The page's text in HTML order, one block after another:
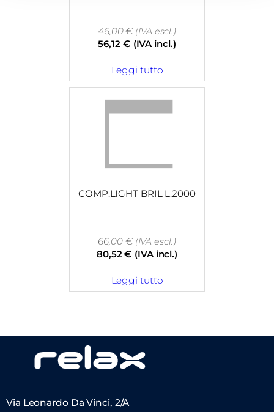
46,00€(IVA escl.)
56,12 € (IVA incl.)
Leggi tutto
COMP.LIGHT BRIL L.2000
66,00 €(IVA escl.)
80,52€ (IVA incl.)
Leggi tutto
Via Leonardo Da Vinci, 2/A